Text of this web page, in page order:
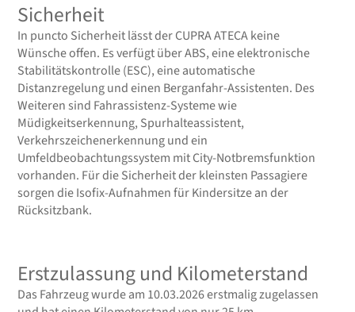
Sicherheit
In puncto Sicherheit lässt der CUPRA ATECA keine
Wünsche offen. Es verfügt über ABS, eine elektronische
Stabilitätskontrolle (ESC), eine automatische
Distanzregelung und einen Berganfahr-Assistenten. Des
Weiteren sind Fahrassistenz-Systeme wie
Müdigkeitserkennung, Spurhalteassistent,
Verkehrszeichenerkennung und ein
Umfeldbeobachtungssystem mit City-Notbremsfunktion
vorhanden. Für die Sicherheit der kleinsten Passagiere
sorgen die Isofix-Aufnahmen für Kindersitze an der
Rücksitzbank.
Erstzulassung und Kilometerstand
Das Fahrzeug wurde am 10.03.2026 erstmalig zugelassen